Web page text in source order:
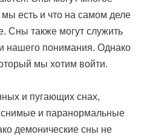
мы есть и что на самом деле
Сны также могут служить
нашего понимания. Однако
мы хотим войти.
и пугающих снах,
и паранормальные
демонические сны не